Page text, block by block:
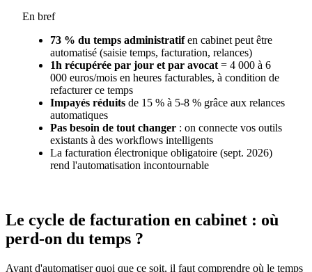
En bref
73 % du temps administratifen cabinet peut être
automatisé (saisie temps, facturation, relances)
1h récupérée par jour et par avocat = 4 000 à 6
000 euros/mois en heures facturables, à condition de
refacturer ce temps
Impayés réduits de 15 % à 5-8 % grâce aux relances
automatiques
Pas besoin de tout changer : on connecte vos outils
existants à des workflows intelligents
La facturation électronique obligatoire (sept. 2026)
rend l'automatisation incontournable
Le cycle de facturation en cabinet : où
perd-on du temps ?
Avant d'automatiser quoi que ce soit, il faut comprendre où le temps